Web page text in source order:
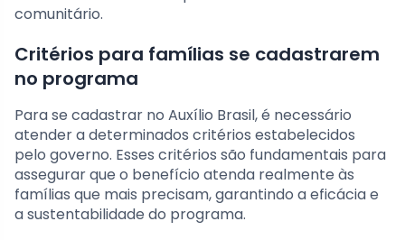
comunitário.
Critérios para famílias se cadastrarem
no programa
Para se cadastrar no Auxílio Brasil, é necessário
atender a determinados critérios estabelecidos
pelo governo. Esses critérios são fundamentais para
assegurar que o benefício atenda realmente às
famílias que mais precisam, garantindo a eficácia e
a sustentabilidade do programa.